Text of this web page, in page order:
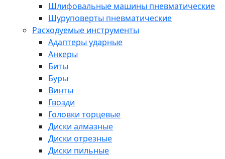
Шлифовальные машины пневматические
Шуруповерты пневматические
Расходуемые инструменты
Адаптеры ударные
Анкеры
Биты
Буры
Винты
Гвозди
Головки торцевые
Диски алмазные
Диски отрезные
Диски пильные